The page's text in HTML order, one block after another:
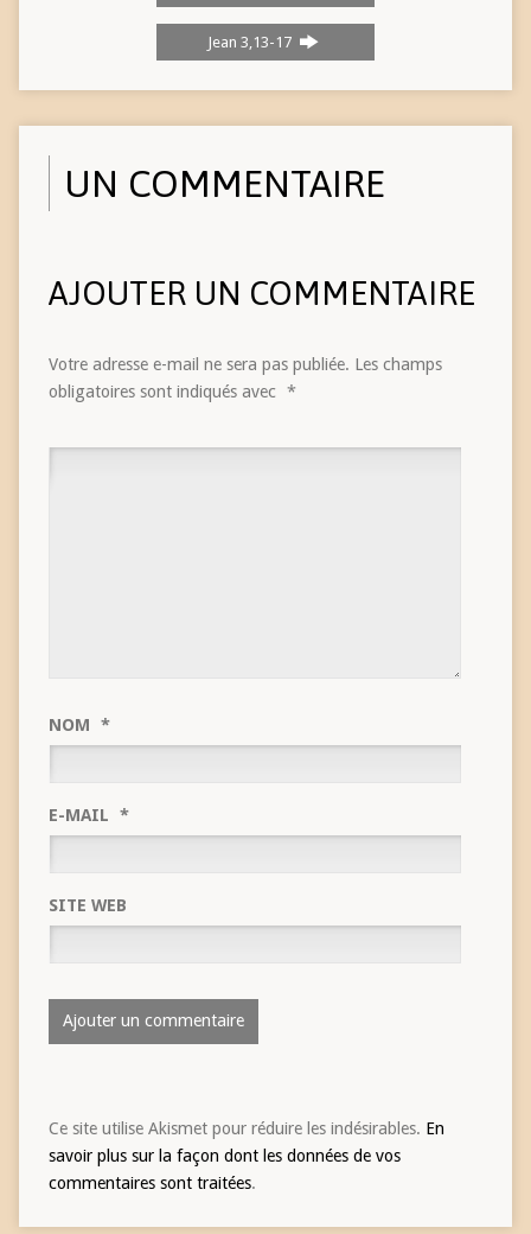
Jean 3,13-17
UN COMMENTAIRE
AJOUTER UN COMMENTAIRE
Votre adresse e-mail ne sera pas publiée. Les champs
obligatoires sont indiqués avec *
NOM *
E-MAIL *
SITE WEB
Ce site utilise Akismet pour réduire les indésirables. En
savoir plus sur la façon dont les données de vos
commentaires sont traitées.